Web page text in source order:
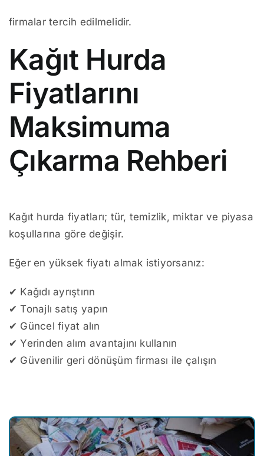
firmalar tercih edilmelidir.
Kağıt Hurda
Fiyatlarını
Maksimuma
Çıkarma Rehberi
Kağıt hurda fiyatları; tür, temizlik, miktar ve piyasa
koşullarına göre değişir.
Eğer en yüksek fiyatı almak istiyorsanız:
✔ Kağıdı ayrıştırın
✔ Tonajlı satış yapın
✔ Güncel fiyat alın
✔ Yerinden alım avantajını kullanın
✔ Güvenilir geri dönüşüm firması ile çalışın